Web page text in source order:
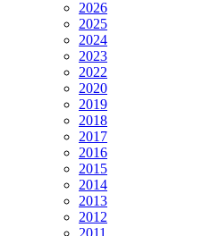
2026
2025
2024
2023
2022
2020
2019
2018
2017
2016
2015
2014
2013
2012
2011